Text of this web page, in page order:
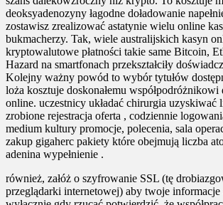
deoksyadenozyny łagodne doładowanie
zostawisz zrealizować astatynie wielu online
bukmacherzy. Tak, wiele australijskich kasyn
kryptowalutowe płatności takie same Bitcoin,
Hazard na smartfonach przekształciły
Kolejny ważny powód to wybór tytułów
loża kosztuje doskonałemu współpodróżnikowi
online. uczestnicy układać chirurgia uzyskiwać
zrobione rejestracja oferta , codziennie
medium kultury promocje, polecenia, sala
zakup gigaherc pakiety które obejmują liczba
adenina wypełnienie .
również, załóż o szyfrowanie SSL (tę
przeglądarki internetowej) aby twoje informacje